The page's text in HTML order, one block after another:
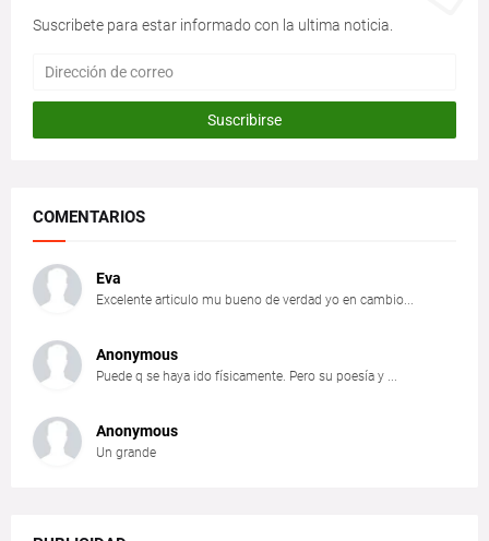
Suscribete para estar informado con la ultima noticia.
COMENTARIOS
Eva
Excelente articulo mu bueno de verdad yo en cambio...
Anonymous
Puede q se haya ido físicamente. Pero su poesía y ...
Anonymous
Un grande